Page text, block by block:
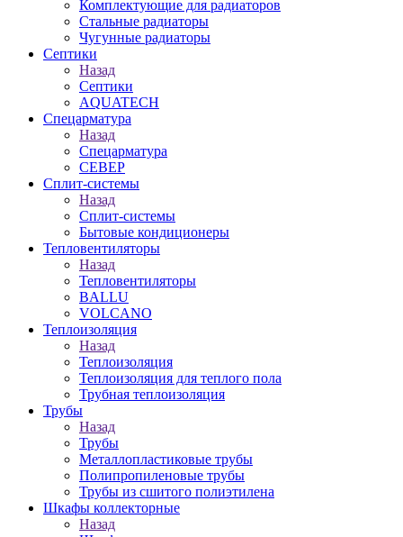
Комплектующие для радиаторов
Стальные радиаторы
Чугунные радиаторы
Септики
Назад
Септики
AQUATECH
Спецарматура
Назад
Спецарматура
СЕВЕР
Сплит-системы
Назад
Сплит-системы
Бытовые кондиционеры
Тепловентиляторы
Назад
Тепловентиляторы
BALLU
VOLCANO
Теплоизоляция
Назад
Теплоизоляция
Теплоизоляция для теплого пола
Трубная теплоизоляция
Трубы
Назад
Трубы
Металлопластиковые трубы
Полипропиленовые трубы
Трубы из сшитого полиэтилена
Шкафы коллекторные
Назад